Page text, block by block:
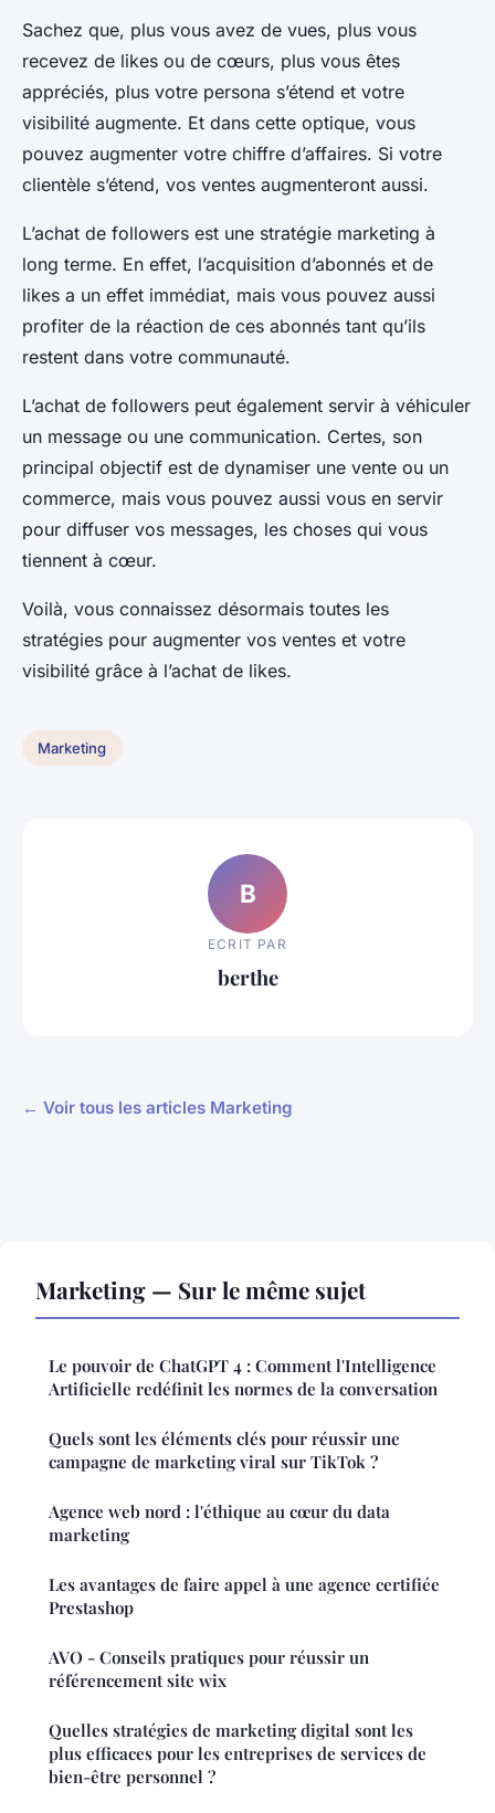
Sachez que, plus vous avez de vues, plus vous
recevez de likes ou de cœurs, plus vous êtes
appréciés, plus votre persona s’étend et votre
visibilité augmente. Et dans cette optique, vous
pouvez augmenter votre chiffre d’affaires. Si votre
clientèle s’étend, vos ventes augmenteront aussi.
L’achat de followers est une stratégie marketing à
long terme. En effet, l’acquisition d’abonnés et de
likes a un effet immédiat, mais vous pouvez aussi
profiter de la réaction de ces abonnés tant qu’ils
restent dans votre communauté.
L’achat de followers peut également servir à véhiculer
un message ou une communication. Certes, son
principal objectif est de dynamiser une vente ou un
commerce, mais vous pouvez aussi vous en servir
pour diffuser vos messages, les choses qui vous
tiennent à cœur.
Voilà, vous connaissez désormais toutes les
stratégies pour augmenter vos ventes et votre
visibilité grâce à l’achat de likes.
Marketing
B
ECRIT PAR
berthe
← Voir tous les articles Marketing
Marketing — Sur le même sujet
Le pouvoir de ChatGPT 4 : Comment l'Intelligence
Artificielle redéfinit les normes de la conversation
Quels sont les éléments clés pour réussir une
campagne de marketing viral sur TikTok ?
Agence web nord : l'éthique au cœur du data
marketing
Les avantages de faire appel à une agence certifiée
Prestashop
AVO - Conseils pratiques pour réussir un
référencement site wix
Quelles stratégies de marketing digital sont les
plus efficaces pour les entreprises de services de
bien-être personnel ?